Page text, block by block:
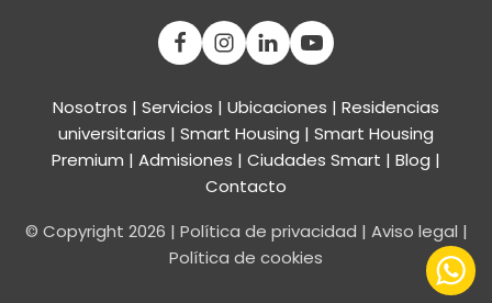
Nosotros | Servicios | Ubicaciones | Residencias
universitarias | Smart Housing | Smart Housing
Premium | Admisiones | Ciudades Smart | Blog |
Contacto
© Copyright 2026 | Política de privacidad | Aviso legal |
Política de cookies